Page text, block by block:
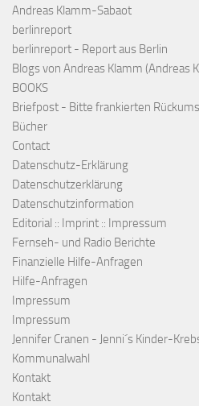
Andreas Klamm-Sabaot
berlinreport
berlinreport - Report aus Berlin
Blogs von Andreas Klamm (Andreas
BOOKS
Briefpost - Bitte frankierten
Bücher
Contact
Datenschutz-Erklärung
Datenschutzerklärung
Datenschutzinformation
Editorial :: Imprint :: Impressum
Fernseh- und Radio Berichte
Finanzielle Hilfe-Anfragen
Hilfe-Anfragen
Impressum
Impressum
Jennifer Cranen - Jenni´s Kinder-
Kommunalwahl
Kontakt
Kontakt